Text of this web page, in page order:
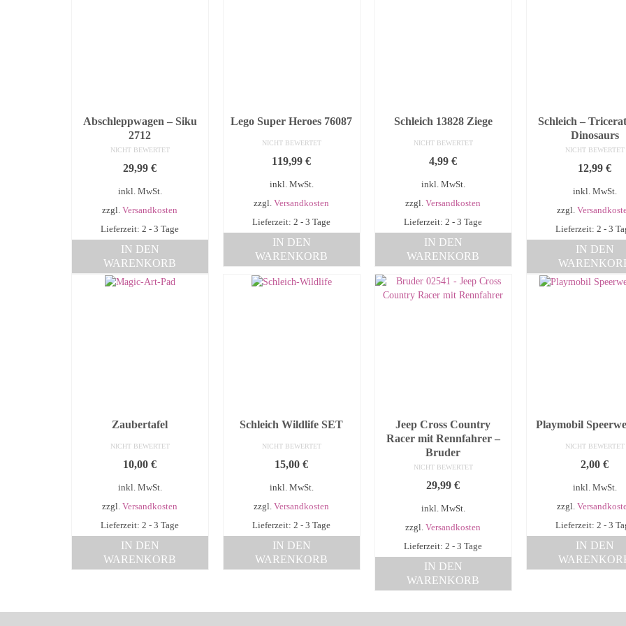
Abschleppwagen – Siku
2712
NICHT BEWERTET
29,99€
inkl. MwSt.
zzgl.Versandkosten
Lieferzeit: 2 - 3 Tage
IN DEN
WARENKORB
Lego Super Heroes 76087
NICHT BEWERTET
119,99€
inkl. MwSt.
zzgl.Versandkosten
Lieferzeit: 2 - 3 Tage
IN DEN
WARENKORB
Schleich 13828 Ziege
NICHT BEWERTET
4,99€
inkl. MwSt.
zzgl.Versandkosten
Lieferzeit: 2 - 3 Tage
IN DEN
WARENKORB
Schleich –
Dinosaurs
NICHT BEWERTET
12,99€
inkl. MwSt.
zzgl.
Lieferzeit: 2 - 3
IN DEN
Zaubertafel
NICHT BEWERTET
10,00€
inkl. MwSt.
zzgl.Versandkosten
Lieferzeit: 2 - 3 Tage
IN DEN
WARENKORB
Schleich Wildlife SET
NICHT BEWERTET
15,00€
inkl. MwSt.
zzgl.Versandkosten
Lieferzeit: 2 - 3 Tage
IN DEN
WARENKORB
Jeep Cross Country
Racer mit Rennfahrer –
Bruder
NICHT BEWERTET
29,99€
inkl. MwSt.
zzgl.Versandkosten
Lieferzeit: 2 - 3 Tage
IN DEN
WARENKORB
Playmobil
NICHT BEWERTET
2,00€
inkl. MwSt.
zzgl.
Lieferzeit: 2 - 3
IN DEN